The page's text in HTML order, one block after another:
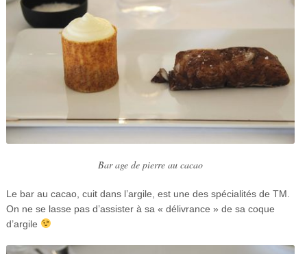
Bar age de pierre au cacao
Le bar au cacao, cuit dans l’argile, est une des spécialités de TM.
On ne se lasse pas d’assister à sa « délivrance » de sa coque
d’argile